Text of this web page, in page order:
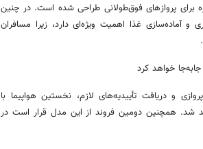
برای پروازهای فوق‌طولانی طراحی شده است. در چنین
آماده‌سازی غذا اهمیت ویژه‌ای دارد، زیرا مسافران
و دریافت تأییدیه‌های لازم، نخستین هواپیما با
شد. همچنین دومین فروند از این مدل قرار است در